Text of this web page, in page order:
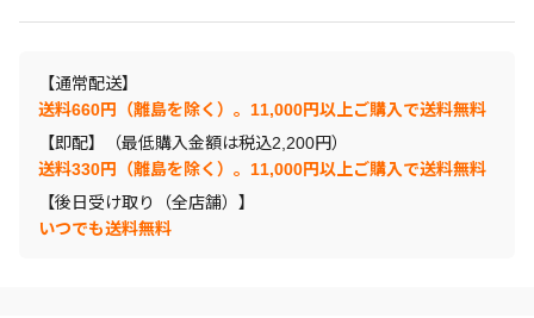
【通常配送】
送料660円（離島を除く）。11,000円以上ご購入で送料無料
【即配】（最低購入金額は税込2,200円）
送料330円（離島を除く）。11,000円以上ご購入で送料無料
【後日受け取り（全店舗）】
いつでも送料無料